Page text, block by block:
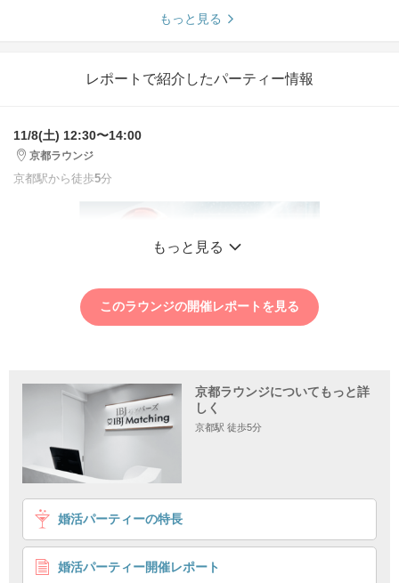
もっと見る
レポートで紹介したパーティー情報
11/8(土) 12:30〜14:00
京都ラウンジ
京都駅から徒歩5分
1 2 3 4
＼警察官や公務員・理系職など／
職場での出逢いが少ない男女♡
ゆったりソファ席 価値観が合う人がいい
もっと見る
このラウンジの開催レポートを見る
京都ラウンジについてもっと詳
しく
京都駅 徒歩5分
婚活パーティーの特長
婚活パーティー開催レポート